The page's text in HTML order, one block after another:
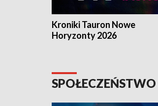
Kroniki Tauron Nowe
Horyzonty 2026
SPOŁECZEŃSTWO